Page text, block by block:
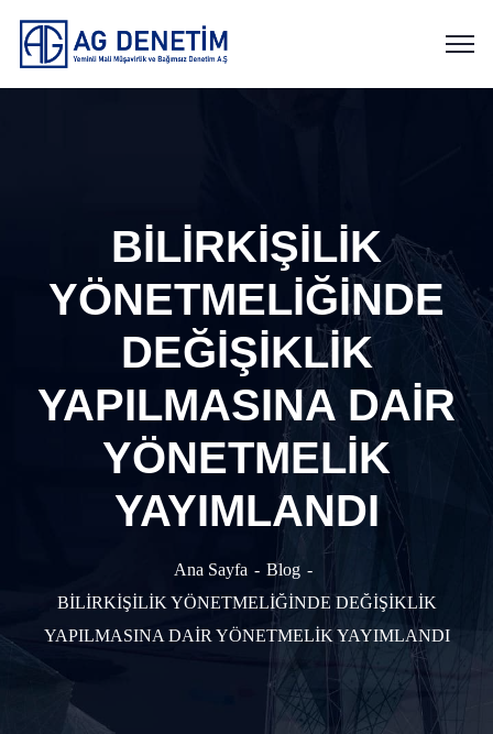
BİLİRKİŞİLİK
YÖNETMELİĞİNDE
DEĞİŞİKLİK
YAPILMASINA DAİR
YÖNETMELİK
YAYIMLANDI
Ana Sayfa
Blog
BİLİRKİŞİLİK YÖNETMELİĞİNDE DEĞİŞİKLİK
YAPILMASINA DAİR YÖNETMELİK YAYIMLANDI